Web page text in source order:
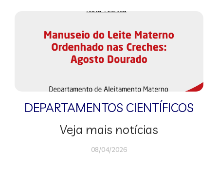
DEPARTAMENTOS CIENTÍFICOS
Veja mais notícias
08/04/2026